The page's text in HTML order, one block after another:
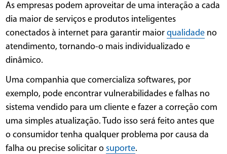
As empresas podem aproveitar de uma interação a cada
dia maior de serviços e produtos inteligentes
conectados à internet para garantir maiorqualidade no
atendimento, tornando-o mais individualizado e
dinâmico.
Uma companhia que comercializa softwares, por
exemplo, pode encontrar vulnerabilidades e falhas no
sistema vendido para um cliente e fazer a correção com
uma simples atualização. Tudo isso será feito antes que
o consumidor tenha qualquer problema por causa da
falha ou precise solicitar osuporte.